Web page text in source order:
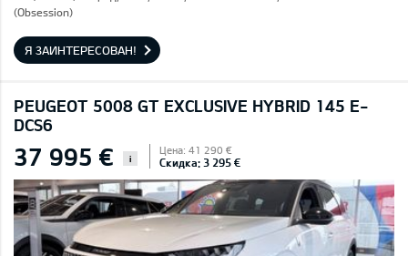
(Obsession)
Я ЗАИНТЕРЕСОВАН!
PEUGEOT 5008 GT EXCLUSIVE HYBRID 145 E-
DCS6
37 995 € i
Цена: 41 290 €
Скидка: 3 295 €